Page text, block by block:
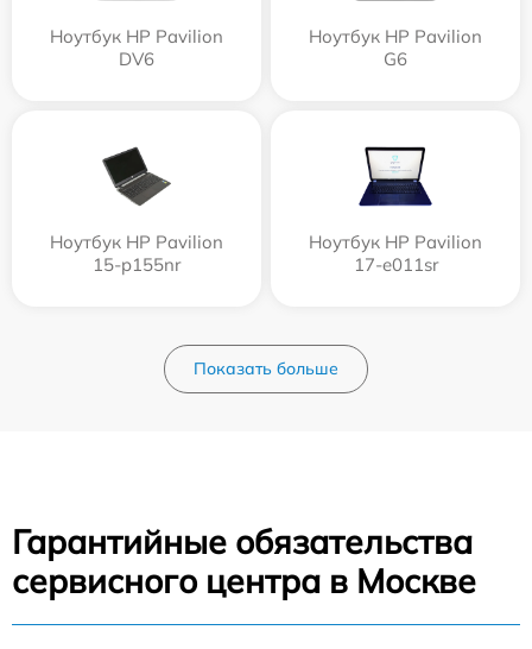
Ноутбук HP Pavilion
DV6
Ноутбук HP Pavilion
G6
Ноутбук HP Pavilion
15-p155nr
Ноутбук HP Pavilion
17-e011sr
Показать больше
Гарантийные обязательства
сервисного центра в Москве